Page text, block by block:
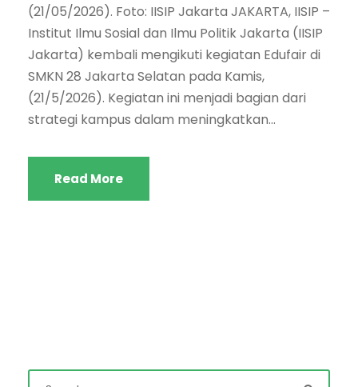
(21/05/2026). Foto: IISIP Jakarta JAKARTA, IISIP –
Institut Ilmu Sosial dan Ilmu Politik Jakarta (IISIP
Jakarta) kembali mengikuti kegiatan Edufair di
SMKN 28 Jakarta Selatan pada Kamis,
(21/5/2026). Kegiatan ini menjadi bagian dari
strategi kampus dalam meningkatkan...
Read More